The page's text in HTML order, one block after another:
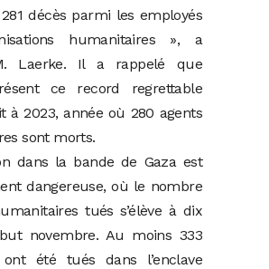
décès parmi les employés
humanitaires », a
Laerke. Il a rappelé que
ce record regrettable
à 2023, année où 280 agents
sont morts.
dans la bande de Gaza est
dangereuse, où le nombre
tués s’élève à dix
novembre. Au moins 333
ont été tués dans l’enclave